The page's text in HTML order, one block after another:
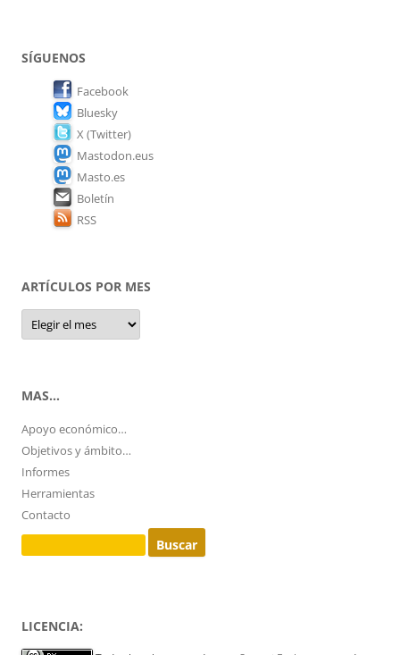
SÍGUENOS
Facebook
Bluesky
X (Twitter)
Mastodon.eus
Masto.es
Boletín
RSS
ARTÍCULOS POR MES
Artículos
por
mes
MAS…
Apoyo económico…
Objetivos y ámbito…
Informes
Herramientas
Contacto
Buscar:
LICENCIA: